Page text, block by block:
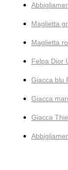
Maglietta
Maglietta
Felpa Dior
Giacca blu
Giacca
Giacca